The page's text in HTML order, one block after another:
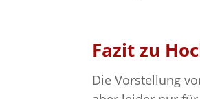
Fazit zu
Die Vorstellung